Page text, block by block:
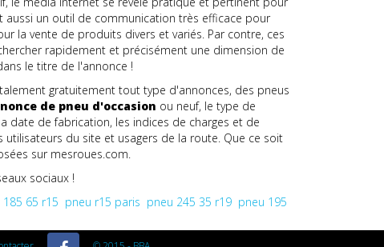
aussi un outil de communication très efficace pour
la vente de produits divers et variés. Par contre, ces
rapidement et précisément une dimension de
le titre de l'annonce !
gratuitement tout type d'annonces, des pneus
de pneu d'occasion ou neuf, le type de
date de fabrication, les indices de charges et de
du site et usagers de la route. Que ce soit
sur mesroues.com.
sociaux !
185 65 r15 pneu r15 paris pneu 245 35 r19 pneu 195